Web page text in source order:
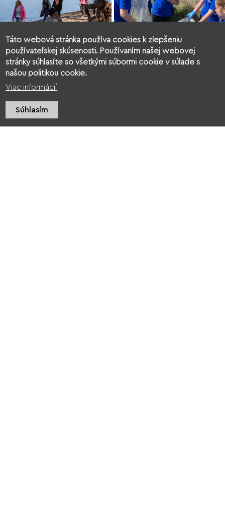
Táto webová stránka používa cookies k zlepšeniu
používateľskej skúsenosti. Používaním našej webovej
stránky súhlasíte so všetkými súbormi cookie v súlade s
našou politikou cookie.
Viac informácií
Súhlasím